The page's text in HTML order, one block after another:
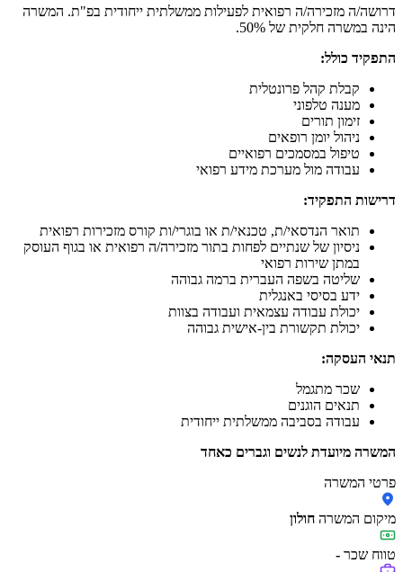
דרושה/ה מזכירה/ה רפואית לפעילות ממשלתית ייחודית בפ"ת. המשרה
הינה במשרה חלקית של 50%.
התפקיד כולל:
קבלת קהל פרונטלית
מענה טלפוני
זימון תורים
ניהול יומן רופאים
טיפול במסמכים רפואיים
עבודה מול מערכת מידע רפואי
דרישות התפקיד:
תואר הנדסאי/ת, טכנאי/ת או בוגרי/ות קורס מזכירות רפואית
ניסיון של שנתיים לפחות בתור מזכירה/ה רפואית או בגוף העוסק
במתן שירות רפואי
שליטה בשפה העברית ברמה גבוהה
ידע בסיסי באנגלית
יכולת עבודה עצמאית ועבודה בצוות
יכולת תקשורת בין-אישית גבוהה
תנאי העסקה:
שכר מתגמל
תנאים הוגנים
עבודה בסביבה ממשלתית ייחודית
המשרה מיועדת לנשים וגברים כאחד
פרטי המשרה
מיקום המשרה חולון
טווח שכר -